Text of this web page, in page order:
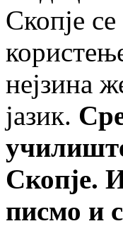
Скопје
нејзина
јазик.
Скопје.
писмо и